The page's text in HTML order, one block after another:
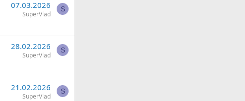
07.03.2026
SuperVlad
S
28.02.2026
SuperVlad
S
21.02.2026
SuperVlad
S